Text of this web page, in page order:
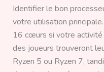
Identifier le bon
votre utilisation
16 cœurs si votre activité
des joueurs trouveront
Ryzen 5 ou Ryzen 7,